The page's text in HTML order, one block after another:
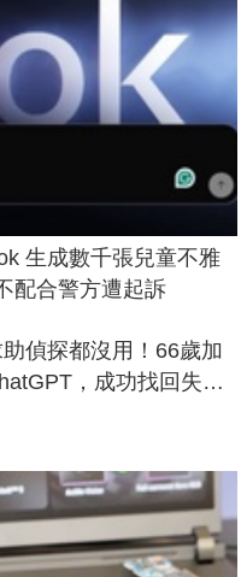
生成數千張兒童不雅
配合警方遭起訴
偵探都沒用！66歲加
，成功找回失散